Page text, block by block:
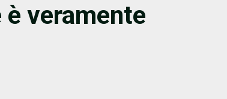
veramente